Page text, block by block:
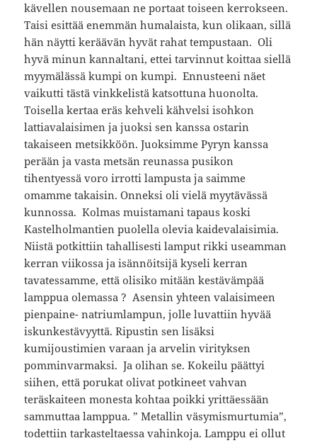
kävellen nousemaan ne portaat toiseen kerrokseen.
Taisi esittää enemmän humalaista, kun olikaan, sillä
hän näytti keräävän hyvät rahat tempustaan. Oli
hyvä minun kannaltani, ettei tarvinnut koittaa siellä
myymälässä kumpi on kumpi. Ennusteeni näet
vaikutti tästä vinkkelistä katsottuna huonolta.
Toisella kertaa eräs kehveli kähvelsi isohkon
lattiavalaisimen ja juoksi sen kanssa ostarin
takaiseen metsikköön. Juoksimme Pyryn kanssa
perään ja vasta metsän reunassa pusikon
tihentyessä voro irrotti lampusta ja saimme
omamme takaisin. Onneksi oli vielä myytävässä
kunnossa. Kolmas muistamani tapaus koski
Kastelholmantien puolella olevia kaidevalaisimia.
Niistä potkittiin tahallisesti lamput rikki useamman
kerran viikossa ja isännöitsijä kyseli kerran
tavatessamme, että olisiko mitään kestävämpää
lamppua olemassa ? Asensin yhteen valaisimeen
pienpaine- natriumlampun, jolle luvattiin hyvää
iskunkestävyyttä. Ripustin sen lisäksi
kumijoustimien varaan ja arvelin virityksen
pomminvarmaksi. Ja olihan se. Kokeilu päättyi
siihen, että porukat olivat potkineet vahvan
teräskaiteen monesta kohtaa poikki yrittäessään
sammuttaa lamppua. ” Metallin väsymismurtumia”,
todettiin tarkasteltaessa vahinkoja. Lamppu ei ollut